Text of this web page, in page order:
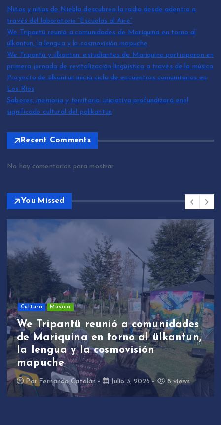
Niños y niñas de Niebla descubren la radio desde adentro a
través del laboratorio “Escuelas al Aire”
We Tripantü reunió a comunidades de Mariquina en torno al
ülkantun, la lengua y la cosmovisión mapuche
We Tripantü y ülkantun: estudiantes de Mariquina participaron en
primera jornada de revitalización lingüística a través de la música
Proyecto de ülkantun inicia ciclo de encuentros comunitarios en
Los Ríos
Saberes, memoria y territorio: iniciativa profundizará enel
significado cultural del palikantun
Recent Comments
No hay comentarios para mostrar.
You Missed
Música
Tripantü reunió a comunidades
en torno al ülkantun,
y la cosmovisión
Fernando Catalán Julio 3, 2026 8 views
Sin
de